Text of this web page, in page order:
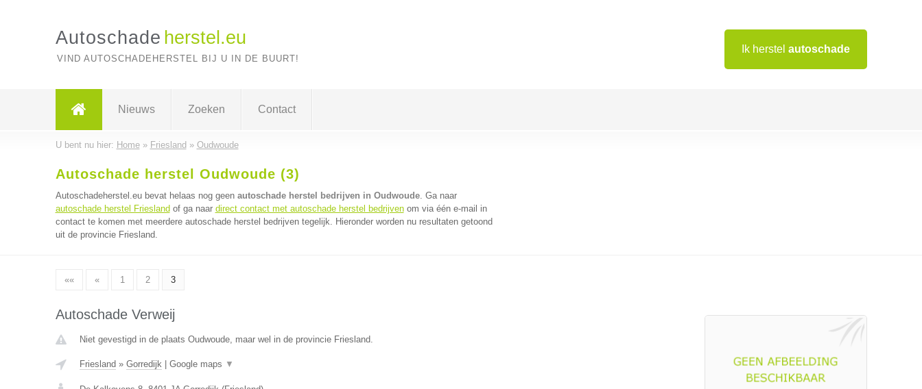
Ik herstel autoschade
Autoschade herstel.eu
VIND AUTOSCHADEHERSTEL BIJ U IN DE BUURT!
Nieuws Zoeken Contact
U bent nu hier: Home» Friesland » Oudwoude
Autoschade herstel Oudwoude (3)
Autoschadeherstel.eu bevat helaas nog geen autoschade herstel bedrijven in Oudwoude. Ga naar
autoschade herstel Friesland of ga naar direct contact met autoschade herstel bedrijvenom via één e-mail in
contact te komen met meerdere autoschade herstel bedrijven tegelijk. Hieronder worden nu resultaten getoond
uit de provincie Friesland.
«« « 1 2 3
Autoschade Verweij
Niet gevestigd in de plaats Oudwoude, maar wel in de provincie Friesland.
Friesland » Gorredijk| Google maps ▼